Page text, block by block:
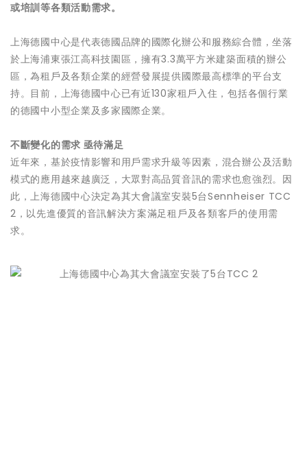
或培訓等各類活動需求。
上海德國中心是代表德國品牌的國際化辦公和服務綜合體，坐落
於上海浦東張江高科技園區，擁有3.3萬平方米建築面積的辦公
區，為租戶及各類企業的經營發展提供國際最高標準的平台支
持。目前，上海德國中心已有近130家租戶入住，包括各個行業
的德國中小型企業及多家國際企業。
不斷變化的需求 亟待滿足
近年來，基於疫情影響和用戶需求升級等因素，混合辦公及活動
模式的應用越來越廣泛，大眾對高品質音訊的需求也愈強烈。因
此，上海德國中心決定為其大會議室安裝5台Sennheiser TCC
2，以先進優質的音訊解決方案滿足租戶及各類客戶的使用需
求。